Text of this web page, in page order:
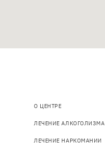
Основна
навіґація
О ЦЕНТРЕ
ЛЕЧЕНИЕ АЛКОГОЛИЗМА
ЛЕЧЕНИЕ НАРКОМАНИИ